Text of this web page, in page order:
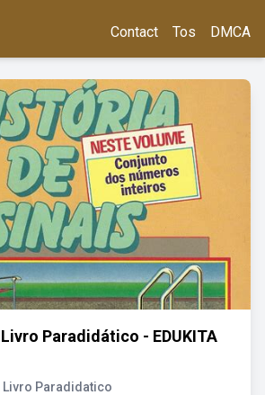
Contact Tos DMCA
Livro Paradidático - EDUKITA
Livro Paradidatico